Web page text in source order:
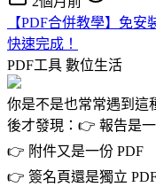
【PDF合併教學】免安
快速完成！
PDF工具 數位生活
你是不是也常常遇到這
後才發現：👉 報告是
👉 附件又是一份 PDF
👉 簽名頁還是獨立